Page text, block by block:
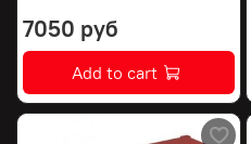
7050 руб
Add to cart